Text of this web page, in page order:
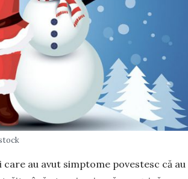
au avut simptome povestesc că au